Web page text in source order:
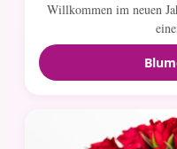
Willkommen im neuen